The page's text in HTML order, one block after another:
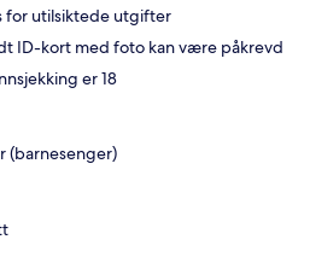
for utilsiktede utgifter
ID-kort med foto kan være påkrevd
er 18
(barnesenger)